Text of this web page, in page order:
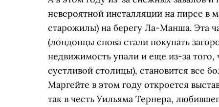
невероятной инсталляции на пирсе в
старожилы) на берегу Ла-Манша. Эта
(лондонцы снова стали покупать
недвижимость упали и еще из-за того,
суетливой столицы), становится все
Маргейте в этом году откроется
так в честь Уильяма Тернера,